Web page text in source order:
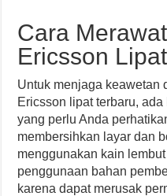
Cara
Ericsson
Untuk menjaga keawetan
Ericsson lipat terbaru,
yang perlu Anda
membersihkan layar dan
menggunakan kain
penggunaan bahan
karena dapat merusak